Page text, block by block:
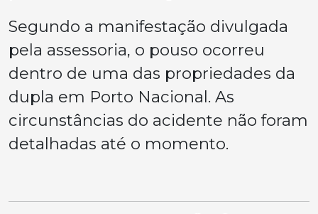
Segundo a manifestação divulgada
pela assessoria, o pouso ocorreu
dentro de uma das propriedades da
dupla em Porto Nacional. As
circunstâncias do acidente não foram
detalhadas até o momento.